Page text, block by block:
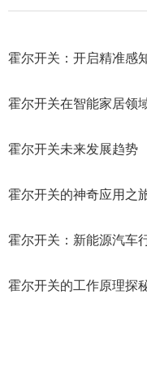
霍尔开关：开启精准感
霍尔开关在智能家居领
霍尔开关未来发展趋势
霍尔开关的神奇应用之
霍尔开关：新能源汽车
霍尔开关的工作原理探